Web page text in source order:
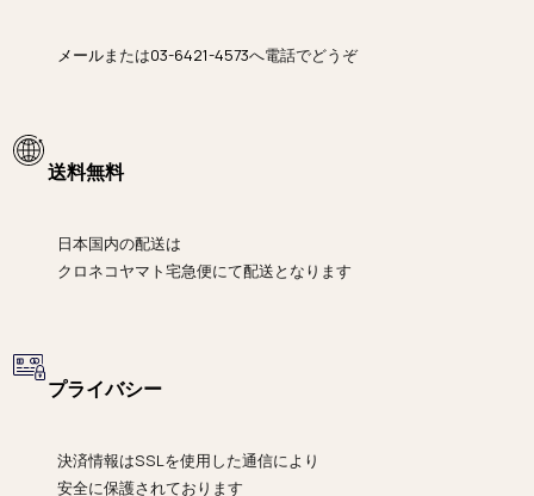
メールまたは03-6421-4573へ電話でどうぞ
送料無料
日本国内の配送は
クロネコヤマト宅急便にて配送となります
プライバシー
決済情報はSSLを使用した通信により
安全に保護されております